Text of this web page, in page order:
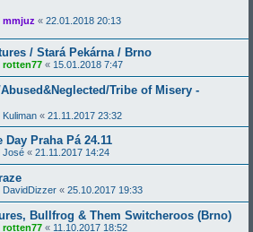
mmjuz « 22.01.2018 20:13
/ Stará Pekárna / Brno
rotten77 « 15.01.2018 7:47
Tribe of Misery -
Kuliman « 21.11.2017 23:32
Day Praha Pá 24.11
José « 21.11.2017 14:24
DavidDizzer « 25.10.2017 19:33
Bullfrog & Them Switcheroos (Brno)
rotten77 « 11.10.2017 18:52